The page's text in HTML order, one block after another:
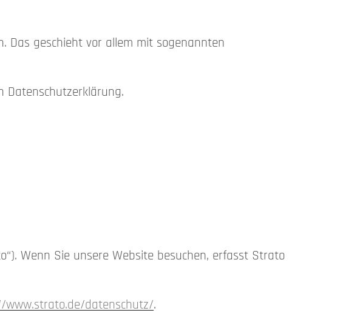
Das geschieht vor allem mit sogenannten
Datenschutzerklärung.
Wenn Sie unsere Website besuchen, erfasst Strato
www.strato.de/datenschutz/.